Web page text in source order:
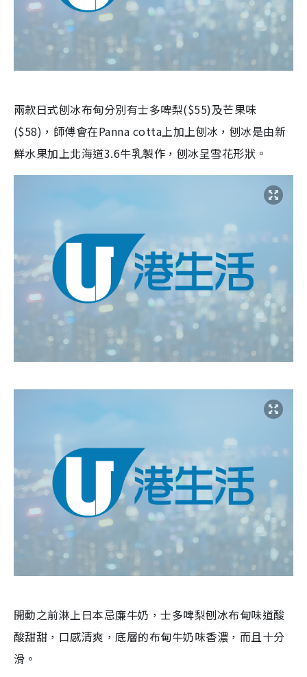
兩款日式刨冰布甸分別有士多啤梨($55)及芒果味
($58)，師傅會在Panna cotta上加上刨冰，刨冰是由新
鮮水果加上北海道3.6牛乳製作，刨冰呈雪花形狀。
開動之前淋上日本忌廉牛奶，士多啤梨刨冰布甸味道酸
酸甜甜，口感清爽，底層的布甸牛奶味香濃，而且十分
滑。